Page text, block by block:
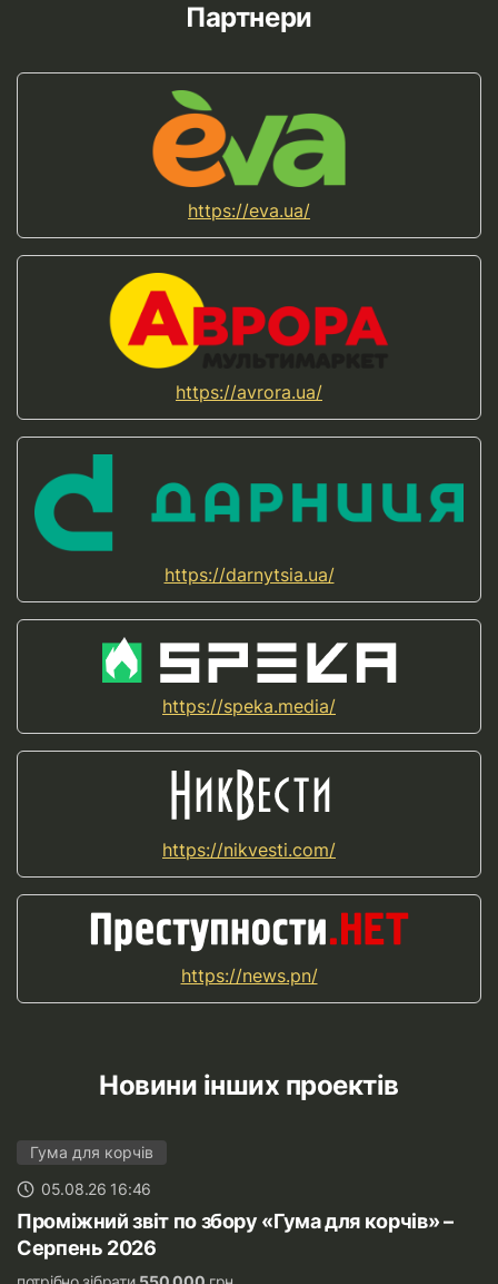
Партнери
https://eva.ua/
https://avrora.ua/
https://darnytsia.ua/
https://speka.media/
https://nikvesti.com/
https://news.pn/
Новини інших проектів
Гума для корчів
05.08.26 16:46
Проміжний звіт по збору «Гума для корчів» –
Серпень 2026